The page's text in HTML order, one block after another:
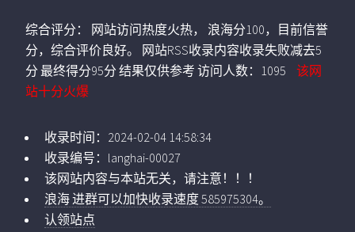
综合评分：
网站访问热度火热， 浪海分100，目前信誉
分，综合评价良好。 网站RSS收录内容收录失败减去5
分 最终得分95分 结果仅供参考 访问人数： 1095
该网
站十分火爆
收录时间： 2024-02-04 14:58:34
收录编号： langhai-00027
该网站内容与本站无关，请注意！！！
浪海 进群可以加快收录速度 585975304。
认领站点